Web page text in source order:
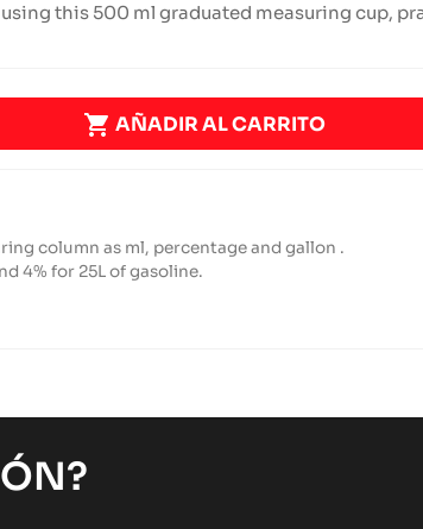
this 500 ml graduated measuring cup,
 AÑADIR AL CARRITO
column as ml, percentage and gallon .
4% for 25L of gasoline.